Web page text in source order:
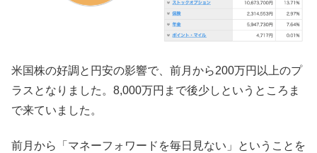
米国株の好調と円安の影響で、前月から200万円以上のプ
ラスとなりました。8,000万円まで後少しというところま
で来ていました。
前月から「マネーフォワードを毎日見ない」ということを